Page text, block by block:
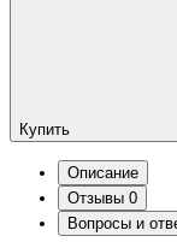
Купить
Описание
Отзывы 0
Вопросы и